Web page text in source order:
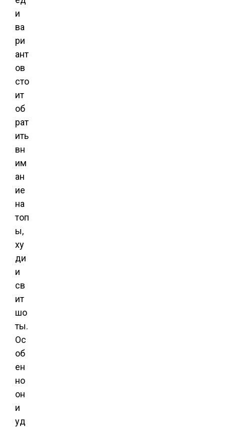
и
ва
ри
ант
ов
сто
ит
об
рат
ить
вн
им
ан
ие
на
топ
ы,
ху
ди
и
св
ит
шо
ты.
Ос
об
ен
но
он
и
уд